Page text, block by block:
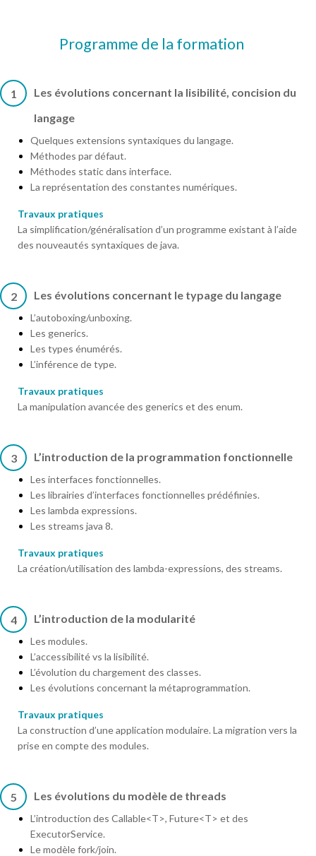
Programme de la formation
1
Les évolutions concernant la lisibilité, concision du
langage
Quelques extensions syntaxiques du langage.
Méthodes par défaut.
Méthodes static dans interface.
La représentation des constantes numériques.
Travaux pratiques
La simplification/généralisation d’un programme existant à l’aide
des nouveautés syntaxiques de java.
2 Les évolutions concernant le typage du langage
L’autoboxing/unboxing.
Les generics.
Les types énumérés.
L’inférence de type.
Travaux pratiques
La manipulation avancée des generics et des enum.
3 L’introduction de la programmation fonctionnelle
Les interfaces fonctionnelles.
Les librairies d’interfaces fonctionnelles prédéfinies.
Les lambda expressions.
Les streams java 8.
Travaux pratiques
La création/utilisation des lambda-expressions, des streams.
4 L’introduction de la modularité
Les modules.
L’accessibilité vs la lisibilité.
L’évolution du chargement des classes.
Les évolutions concernant la métaprogrammation.
Travaux pratiques
La construction d’une application modulaire. La migration vers la
prise en compte des modules.
5 Les évolutions du modèle de threads
L’introduction des Callable<T>, Future<T> et des
ExecutorService.
Le modèle fork/join.